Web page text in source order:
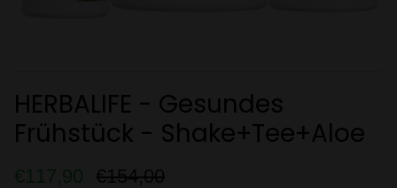
HERBALIFE - Gesundes
Frühstück - Shake+Tee+Aloe
€117,90 €154,00